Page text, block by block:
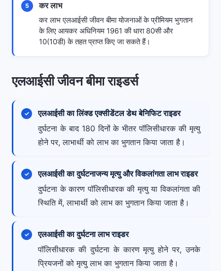
5 कर लाभ
कर लाभ एलआईसी जीवन बीमा योजनाओं के प्रीमियम भुगतान
के लिए आयकर अधिनियम 1961 की धारा 80सी और
10(10डी) के तहत प्राप्त किए जा सकते हैं।
एलआईसी जीवन बीमा राइडर्स
एलआईसी का लिंक्ड एक्सीडेंटल डेथ बेनिफिट राइडर
दुर्घटना के बाद 180 दिनों के भीतर पॉलिसीधारक की मृत्यु
होने पर, लाभार्थी को लाभ का भुगतान किया जाता है।
एलआईसी का दुर्घटनाजन्य मृत्यु और विकलांगता लाभ राइडर
दुर्घटना के कारण पॉलिसीधारक की मृत्यु या विकलांगता की
स्थिति में, लाभार्थी को लाभ का भुगतान किया जाता है।
एलआईसी का दुर्घटना लाभ राइडर
पॉलिसीधारक की दुर्घटना के कारण मृत्यु होने पर, उनके
प्रियजनों को मृत्यु लाभ का भुगतान किया जाता है।